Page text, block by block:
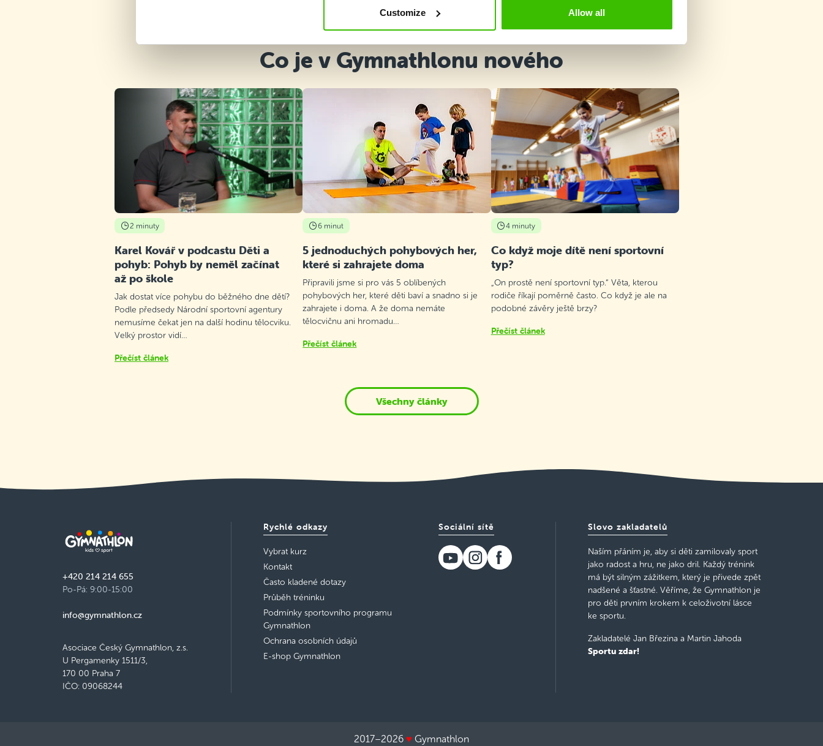
Customize Allow all
Co je v Gymnathlonu nového
2 minuty
Karel Kovář v podcastu Děti a
pohyb: Pohyb by neměl začínat
až po škole
Jak dostat více pohybu do běžného dne dětí?
Podle předsedy Národní sportovní agentury
nemusíme čekat jen na další hodinu tělocviku.
Velký prostor vidí…
Přečíst článek
6 minut
5 jednoduchých pohybových her,
které si zahrajete doma
Připravili jsme si pro vás 5 oblíbených
pohybových her, které děti baví a snadno si je
zahrajete i doma. A že doma nemáte
tělocvičnu ani hromadu…
Přečíst článek
4 minuty
Co když moje dítě není sportovní
typ?
„On prostě není sportovní typ.“ Věta, kterou
rodiče říkají poměrně často. Co když je ale na
podobné závěry ještě brzy?
Přečíst článek
Všechny články
+420 214 214 655
Po-Pá: 9:00-15:00
info@gymnathlon.cz
Asociace Český Gymnathlon, z.s.
U Pergamenky 1511/3,
170 00 Praha 7
IČO: 09068244
Rychlé odkazy
Vybrat kurz
Kontakt
Často kladené dotazy
Průběh tréninku
Podmínky sportovního programu
Gymnathlon
Ochrana osobních údajů
E-shop Gymnathlon
Sociální sítě Slovo zakladatelů
Naším přáním je, aby si děti zamilovaly sport
jako radost a hru, ne jako dril. Každý trénink
má být silným zážitkem, který je přivede zpět
nadšené a šťastné. Věříme, že Gymnathlon je
pro děti prvním krokem k celoživotní lásce
ke sportu.
Zakladatelé Jan Březina a Martin Jahoda
Sportu zdar!
2017–2026 ♥ Gymnathlon